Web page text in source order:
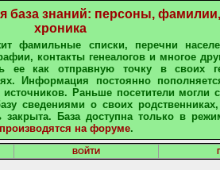
база знаний: персоны, фамилии,
хроника
фамильные списки, перечни
контакты генеалогов и многое
ее как отправную точку в своих
Информация постоянно
Раньше посетители могли
сведениями о своих
закрыта. База доступна только в
на форуме.
ВОЙТИ